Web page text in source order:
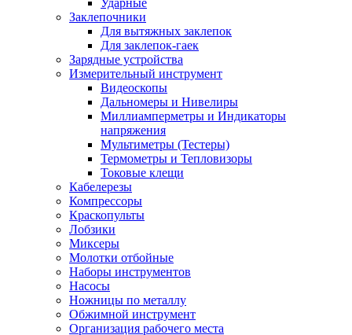
Ударные
Заклепочники
Для вытяжных заклепок
Для заклепок-гаек
Зарядные устройства
Измерительный инструмент
Видеоскопы
Дальномеры и Нивелиры
Миллиамперметры и Индикаторы
напряжения
Мультиметры (Тестеры)
Термометры и Тепловизоры
Токовые клещи
Кабелерезы
Компрессоры
Краскопульты
Лобзики
Миксеры
Молотки отбойные
Наборы инструментов
Насосы
Ножницы по металлу
Обжимной инструмент
Организация рабочего места